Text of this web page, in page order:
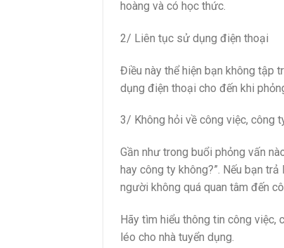
hoàng và có học thức.
2/ Liên tục sử dụng điện thoại
Điều này thể hiện bạn không tập
dụng điện thoại cho đến khi
3/ Không hỏi về công việc, công
Gần như trong buổi phỏng vấn
hay công ty không?”. Nếu bạn
người không quá quan tâm đến
Hãy tìm hiểu thông tin công việc,
léo cho nhà tuyển dụng.